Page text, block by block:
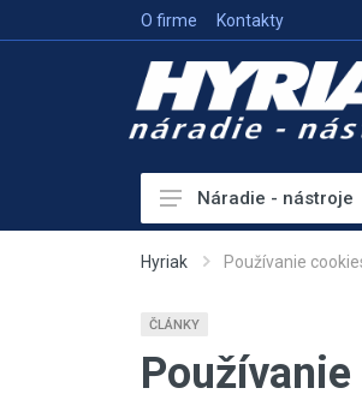
O firme Kontakty
Akumulátorové náradie
Vykurovanie
Náradie - nástroje
Hyriak Používanie
ČLÁNKY